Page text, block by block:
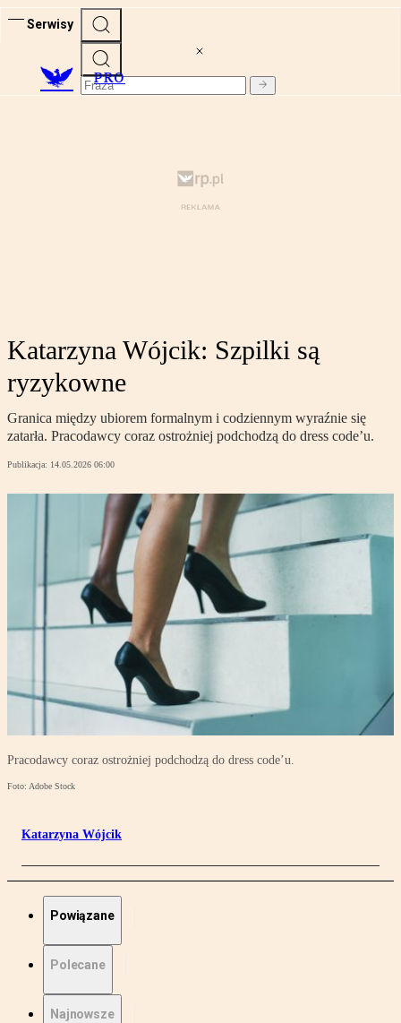
Serwisy
PRO
Katarzyna Wójcik: Szpilki są
ryzykowne
Granica między ubiorem formalnym i codziennym wyraźnie się
zatarła. Pracodawcy coraz ostrożniej podchodzą do dress code’u.
Publikacja: 14.05.2026 06:00
Pracodawcy coraz ostrożniej podchodzą do dress code’u.
Foto: Adobe Stock
Katarzyna Wójcik
Powiązane
Polecane
Najnowsze